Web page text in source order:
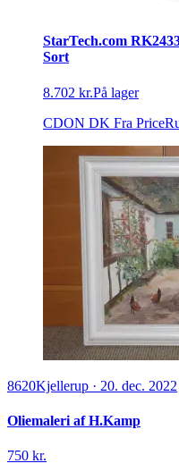
StarTech.com
Sort
8.702 kr.På lager
CDON DK Fra
8620Kjellerup · 20. dec. 2022
Oliemaleri af H.Kamp
750 kr.